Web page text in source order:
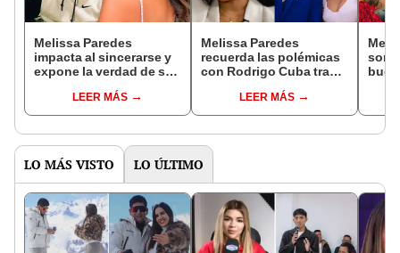
Melissa Paredes
impacta al sincerarse y
expone la verdad de su
Cuba: "Al final nos
dimos cuenta"
LEER MÁS
Melissa Paredes
recuerda las polémicas
con Rodrigo Cuba tras
dos jóvenes con cólera”
LEER MÁS
LO MÁS VISTO LO ÚLTIMO